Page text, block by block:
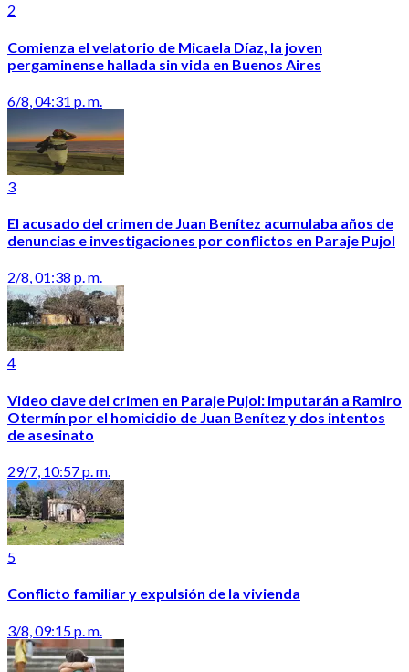
2
Comienza el velatorio de Micaela Díaz, la joven
pergaminense hallada sin vida en Buenos Aires
6/8, 04:31 p. m.
3
El acusado del crimen de Juan Benítez acumulaba años de
denuncias e investigaciones por conflictos en Paraje Pujol
2/8, 01:38 p. m.
4
Video clave del crimen en Paraje Pujol: imputarán a Ramiro
Otermín por el homicidio de Juan Benítez y dos intentos
de asesinato
29/7, 10:57 p. m.
5
Conflicto familiar y expulsión de la vivienda
3/8, 09:15 p. m.